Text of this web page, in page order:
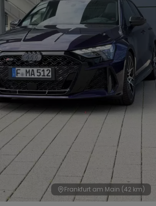
Frankfurt am Main (42 km)